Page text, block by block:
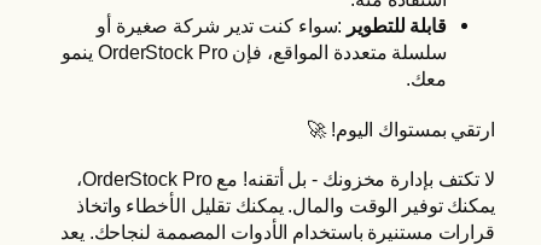
قابلة للتطوير :سواء كنت تدير شركة صغيرة أو
سلسلة متعددة المواقع، فإن OrderStock Pro ينمو
معك.
ارتقي بمستواك اليوم! 🚀
لا تكتف بإدارة مخزونك - بل أتقنه! مع OrderStock Pro،
يمكنك توفير الوقت والمال. يمكنك تقليل الأخطاء واتخاذ
قرارات مستنيرة باستخدام الأدوات المصممة لنجاحك. يعد